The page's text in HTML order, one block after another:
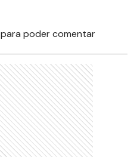
para poder comentar